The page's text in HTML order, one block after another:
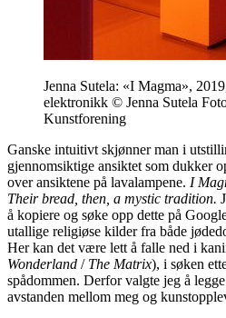
Jenna Sutela: «I Magma»,
elektronikk © Jenna Sutela
Kunstforening
Ganske intuitivt skjønner man i
gjennomsiktige ansiktet som dukker
over ansiktene på lavalampene. I
Their bread, then, a mystic tradition.
å kopiere og søke opp dette på
utallige religiøse kilder fra både
Her kan det være lett å falle ned i
Wonderland / The Matrix), i søken
spådommen. Derfor valgte jeg å
avstanden mellom meg og